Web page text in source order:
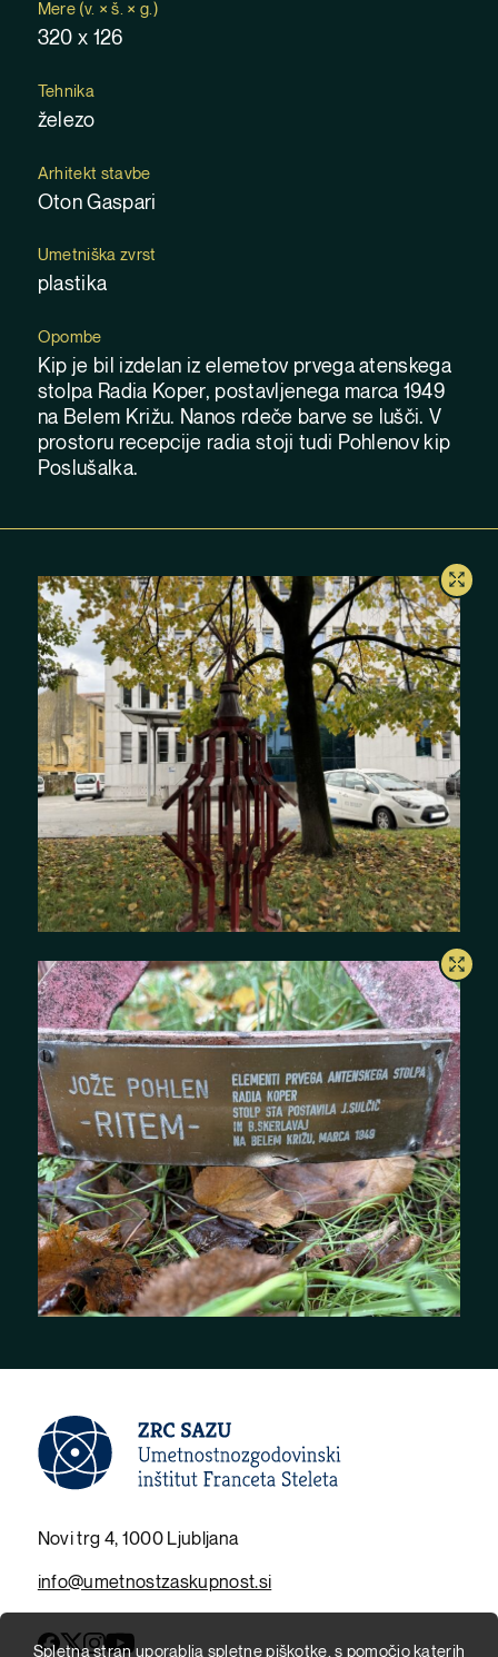
Mere (v. × š. × g.)
320 x 126
Tehnika
železo
Arhitekt stavbe
Oton Gaspari
Umetniška zvrst
plastika
Opombe
Kip je bil izdelan iz elemetov prvega atenskega
stolpa Radia Koper, postavljenega marca 1949
na Belem Križu. Nanos rdeče barve se lušči. V
prostoru recepcije radia stoji tudi Pohlenov kip
Poslušalka.
Novi trg 4, 1000 Ljubljana
info@umetnostzaskupnost.si
Spletna stran uporablja spletne piškotke, s pomočjo katerih